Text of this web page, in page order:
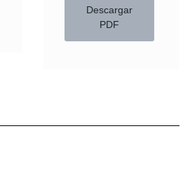
Descargar
PDF